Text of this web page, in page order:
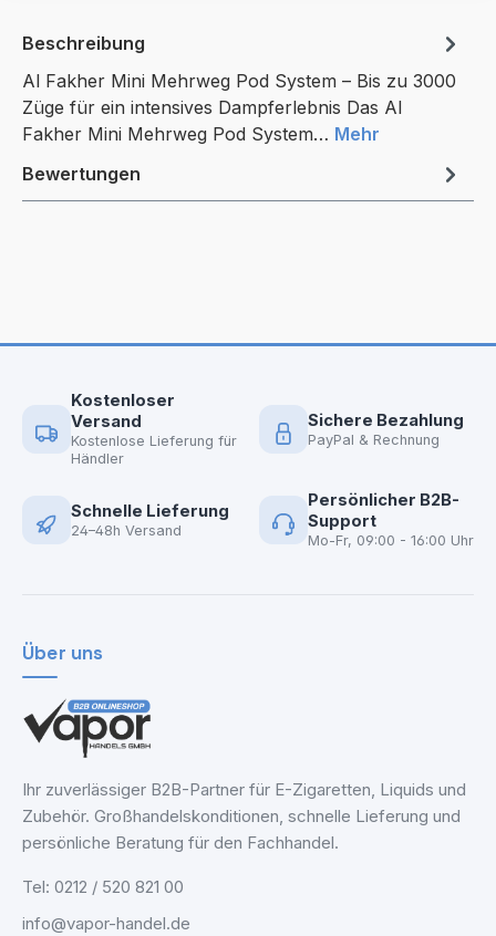
Beschreibung
Al Fakher Mini Mehrweg Pod System – Bis zu 3000
Züge für ein intensives Dampferlebnis Das Al
Fakher Mini Mehrweg Pod System… Mehr
Bewertungen
Kostenloser
Versand
Kostenlose Lieferung für
Händler
Sichere Bezahlung
PayPal & Rechnung
Schnelle Lieferung
24–48h Versand
Persönlicher B2B-
Support
Mo-Fr, 09:00 - 16:00 Uhr
Über uns
Ihr zuverlässiger B2B-Partner für E-Zigaretten, Liquids und
Zubehör. Großhandelskonditionen, schnelle Lieferung und
persönliche Beratung für den Fachhandel.
Tel: 0212 / 520 821 00
info@vapor-handel.de